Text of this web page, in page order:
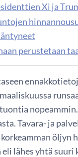
Xi ja
perustetaan
Tavara- ja
öljyn
lähes yhtä suuri